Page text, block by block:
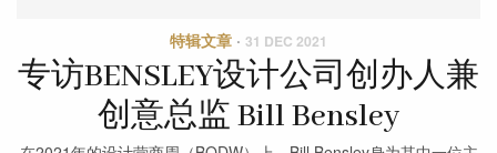
特辑文章 · 31 DEC 2021
专访BENSLEY设计公司创办人兼
创意总监 Bill Bensley